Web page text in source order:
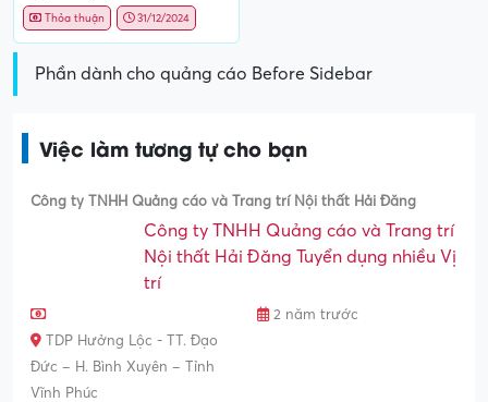
Thỏa thuận 31/12/2024
Phần dành cho quảng cáo Before Sidebar
Việc làm tương tự cho bạn
Công ty TNHH Quảng cáo và Trang trí Nội thất Hải Đăng
Công ty TNHH Quảng cáo và Trang trí
Nội thất Hải Đăng Tuyển dụng nhiều Vị
trí
2 năm trước
TDP Hưởng Lộc - TT. Đạo
Đức – H. Bình Xuyên – Tỉnh
Vĩnh Phúc